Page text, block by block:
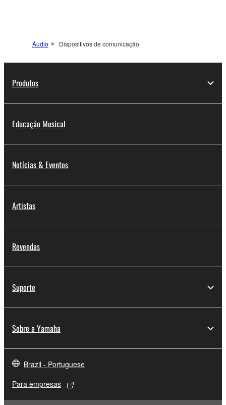
Áudio Dispositivos de comunicação
Produtos
Educação Musical
Notícias & Eventos
Artistas
Revendas
Suporte
Sobre a Yamaha
Brazil - Portuguese
Para empresas